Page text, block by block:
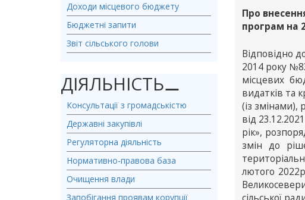
Доходи місцевого бюджету
Бюджетні запити
Звіт сільського голови
ДІЯЛЬНІСТЬ⚊
Консультації з громадськістю
Державні закупівлі
Регуляторна діяльність
Нормативно-правова база
Очищення влади
Запобігання проявам корупції
Про
програм на
Відповідно
2014 року
місцевих
видатків та
(із змінами),
від
рік»,
змін до
лютого